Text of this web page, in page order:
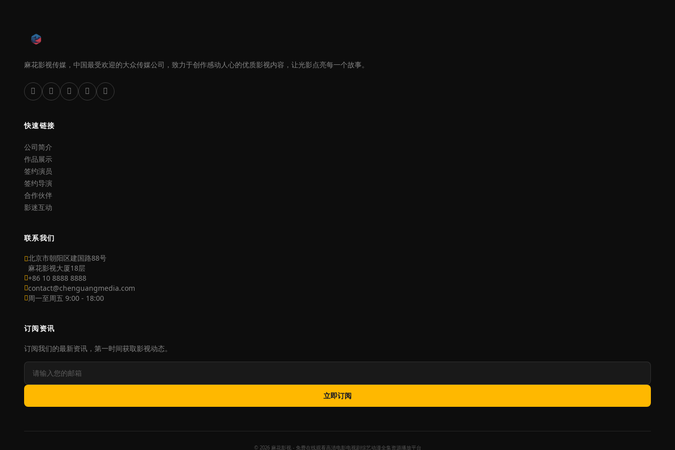
麻花影视传媒，中国最受欢迎的大众传媒公司，致力于创作感动人心的优质影视内容，让光影点亮每一个故事。
快速链接
公司简介
作品展示
签约演员
签约导演
合作伙伴
影迷互动
联系我们
北京市朝阳区建国路88号
麻花影视大厦18层
+86 10 8888 8888
contact@chenguangmedia.com
周一至周五 9:00 - 18:00
订阅资讯
订阅我们的最新资讯，第一时间获取影视动态。
立即订阅
© 2026 麻花影视 - 免费在线观看高清电影电视剧综艺动漫全集资源播放平台